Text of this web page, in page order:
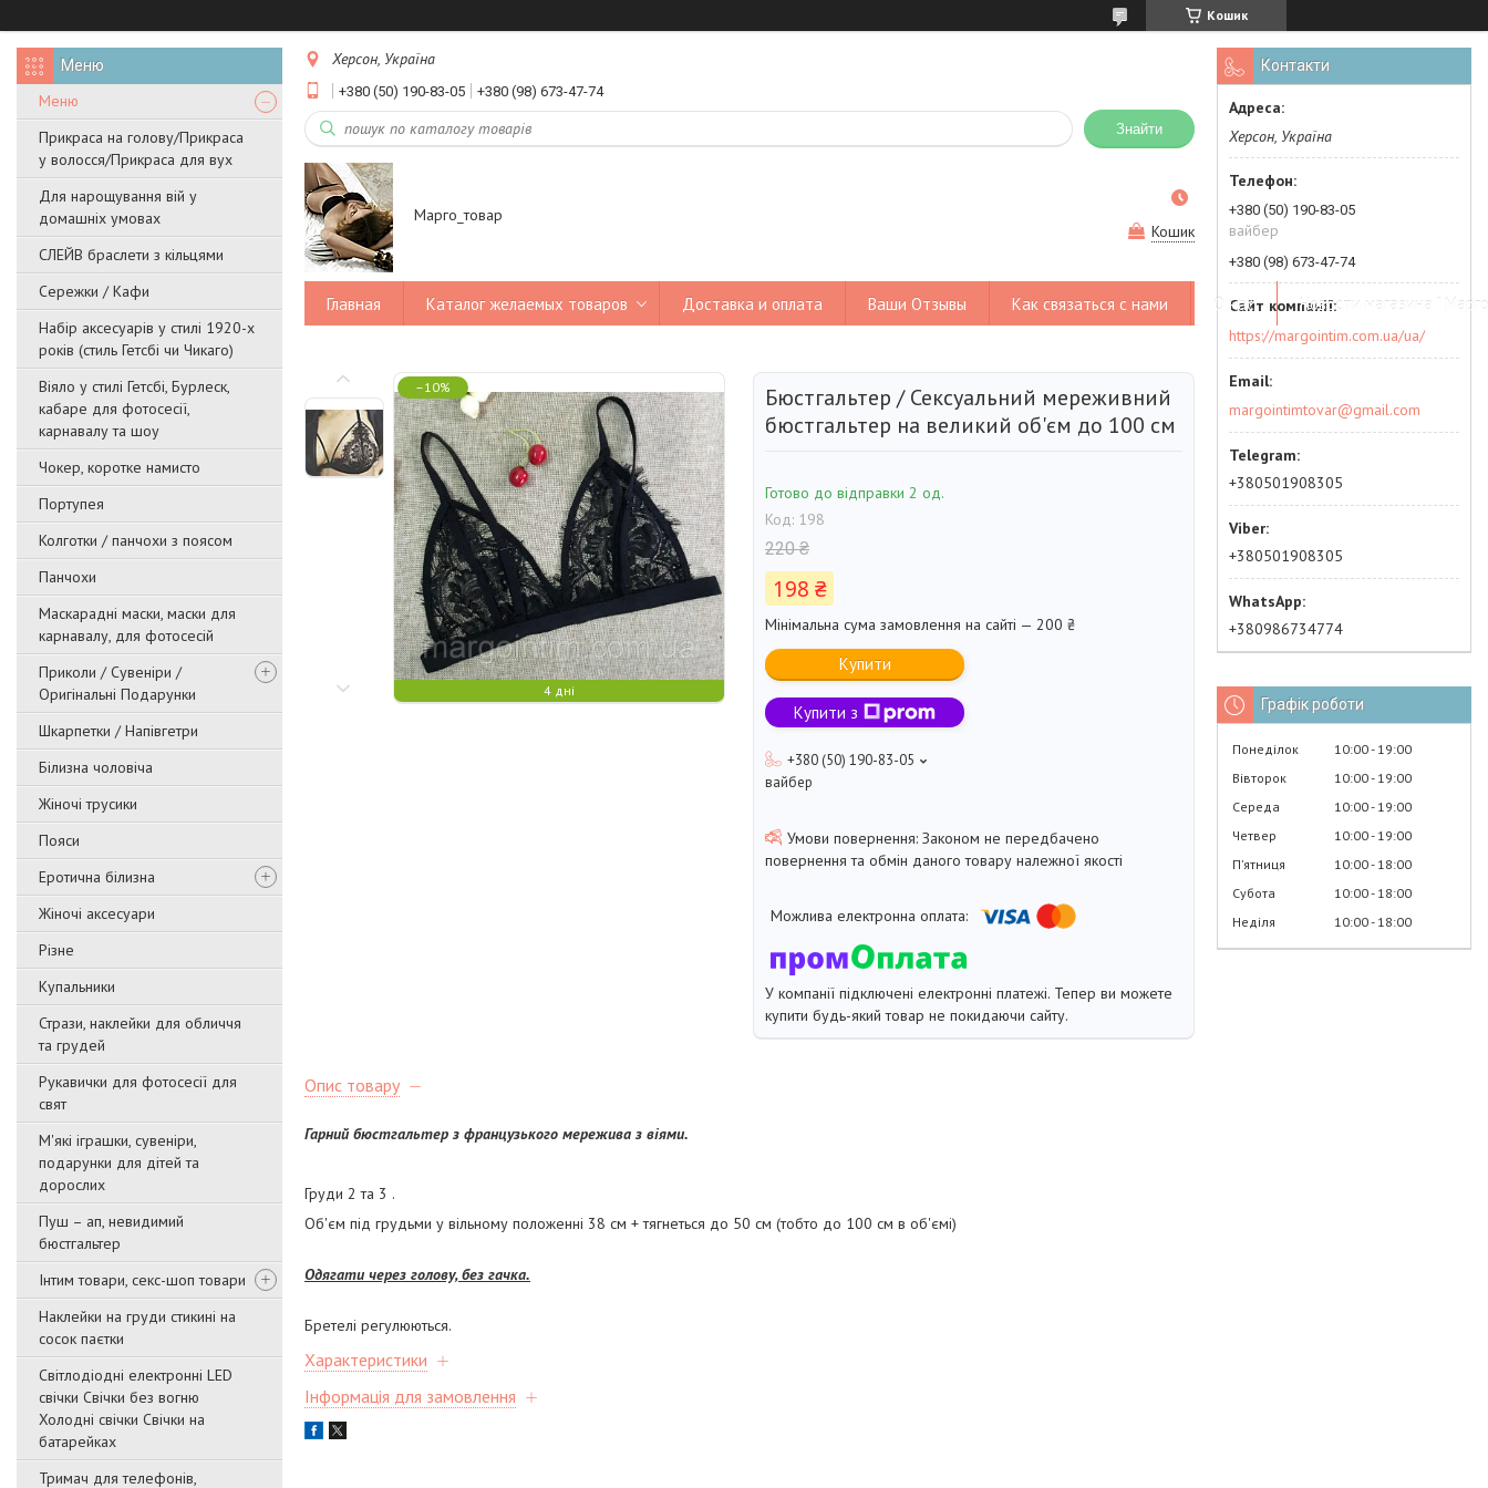
Кошик
Меню
Прикраса на голову/Прикраса
у волосся/Прикраса для вух
Для нарощування вій у
домашніх умовах
СЛЕЙВ браслети з кільцями
Сережки / Кафи
Набір аксесуарів у стилі 1920-х
років (стиль Гетсбі чи Чикаго)
Віяло у стилі Гетсбі, Бурлеск,
кабаре для фотосесії,
карнавалу та шоу
Чокер, коротке намисто
Портупея
Колготки / панчохи з поясом
Панчохи
Маскарадні маски, маски для
карнавалу, для фотосесій
Приколи / Сувеніри /
Оригінальні Подарунки
Шкарпетки / Напівгетри
Білизна чоловіча
Жіночі трусики
Пояси
Еротична білизна
Жіночі аксесуари
Різне
Купальники
Стрази, наклейки для обличчя
та грудей
Рукавички для фотосесії для
свят
М'які іграшки, сувеніри,
подарунки для дітей та
дорослих
Пуш – ап, невидимий
бюстгальтер
Інтим товари, секс-шоп товари
Наклейки на груди стикині на
сосок паєтки
Світлодіодні електронні LED
свічки Свічки без вогню
Холодні свічки Свічки на
батарейках
Тримач для телефонів,
Херсон, Україна
+380 (50) 190-83-05 +380 (98) 673-47-74
Знайти
Марго_товар
Кошик
Главная Каталог желаемых товаров Доставка и оплата Ваши Отзывы Как связаться с нами О нас Новости магазина "
–10%
4 дні
Бюстгальтер / Сексуальний мереживний
бюстгальтер на великий об'єм до 100 см
Готово до відправки 2 од.
Код: 198
220 ₴
198 ₴
Мінімальна сума замовлення на сайті — 200 ₴
Купити
Купити з
+380 (50) 190-83-05
вайбер
Законом не передбачено
повернення та обмін даного товару належної якості
У компанії підключені електронні платежі. Тепер ви можете
купити будь-який товар не покидаючи сайту.
Опис товару
Гарний бюстгальтер з французького мережива з віями.
Груди 2 та 3 .
Об'єм під грудьми у вільному положенні 38 см + тягнеться до 50 см (тобто до 100 см в об'ємі)
Одягати через голову, без гачка.
Бретелі регулюються.
Характеристики
Інформація для замовлення
Контакти
Херсон, Україна
+380 (50) 190-83-05
вайбер
+380 (98) 673-47-74
https://margointim.com.ua/ua/
margointimtovar@gmail.com
+380501908305
+380501908305
+380986734774
Графік роботи
Понеділок 10:00 19:00
Вівторок
10:00 19:00
Середа
10:00 19:00
Четвер
10:00 19:00
Пʼятниця
10:00 18:00
Субота
10:00 18:00
Неділя
10:00 18:00